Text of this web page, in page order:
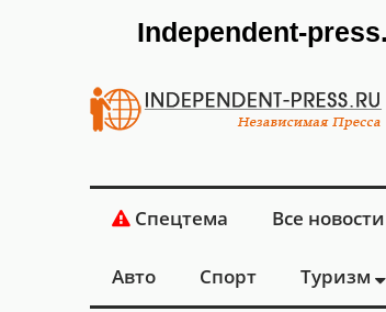
Independent-
Спецтема Все новости
Авто Спорт Туризм